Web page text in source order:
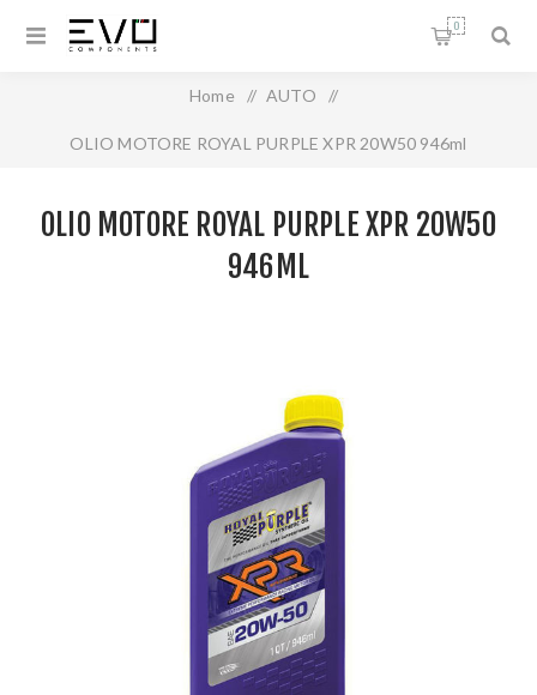
0
Home / AUTO /
OLIO MOTORE ROYAL PURPLE XPR 20W50 946ml
OLIO MOTORE ROYAL PURPLE XPR 20W50
946ML